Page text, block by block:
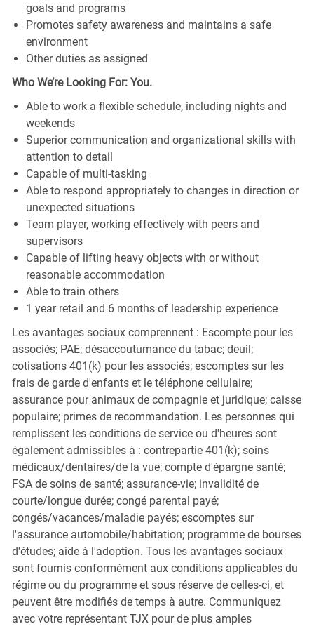
goals and programs
Promotes safety awareness and maintains a safe
environment
Other duties as assigned
Who We’re Looking For: You.
Able to work a flexible schedule, including nights and
weekends
Superior communication and organizational skills with
attention to detail
Capable of multi-tasking
Able to respond appropriately to changes in direction or
unexpected situations
Team player, working effectively with peers and
supervisors
Capable of lifting heavy objects with or without
reasonable accommodation
Able to train others
1 year retail and 6 months of leadership experience
Les avantages sociaux comprennent : Escompte pour les
associés; PAE; désaccoutumance du tabac; deuil;
cotisations 401(k) pour les associés; escomptes sur les
frais de garde d'enfants et le téléphone cellulaire;
assurance pour animaux de compagnie et juridique; caisse
populaire; primes de recommandation. Les personnes qui
remplissent les conditions de service ou d'heures sont
également admissibles à : contrepartie 401(k); soins
médicaux/dentaires/de la vue; compte d'épargne santé;
FSA de soins de santé; assurance-vie; invalidité de
courte/longue durée; congé parental payé;
congés/vacances/maladie payés; escomptes sur
l'assurance automobile/habitation; programme de bourses
d'études; aide à l'adoption. Tous les avantages sociaux
sont fournis conformément aux conditions applicables du
régime ou du programme et sous réserve de celles-ci, et
peuvent être modifiés de temps à autre. Communiquez
avec votre représentant TJX pour de plus amples